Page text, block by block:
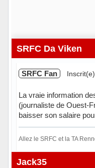
SRFC Da Viken
SRFC Fan
La vraie information
(journaliste de Ouest-
baisser son salaire
Allez le SRFC et la TA
Hors ligne
Jack35